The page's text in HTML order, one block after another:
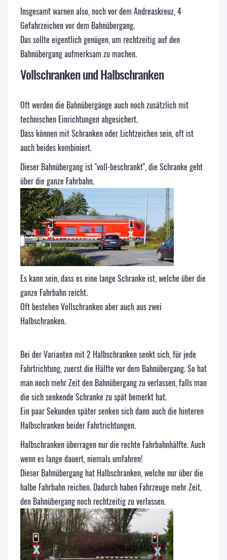
Insgesamt warnen also, noch vor dem Andreaskreuz, 4
Gefahrzeichen vor dem Bahnübergang.
Das sollte eigentlich genügen, um rechtzeitig auf den
Bahnübergang aufmerksam zu machen.
Vollschranken und Halbschranken
Oft werden die Bahnübergänge auch noch zusätzlich mit
technischen Einrichtungen abgesichert.
Dass können mit Schranken oder Lichtzeichen sein, oft ist
auch beides kombiniert.
Dieser Bahnübergang ist "voll-beschrankt", die Schranke geht
über die ganze Fahrbahn.
Es kann sein, dass es eine lange Schranke ist, welche über die
ganze Fahrbahn reicht.
Oft bestehen Vollschranken aber auch aus zwei
Halbschranken.
Bei der Varianten mit 2 Halbschranken senkt sich, für jede
Fahrtrichtung, zuerst die Hälfte vor dem Bahnübergang. So hat
man noch mehr Zeit den Bahnübergang zu verlassen, falls man
die sich senkende Schranke zu spät bemerkt hat.
Ein paar Sekunden später senken sich dann auch die hinteren
Halbschranken beider Fahrtrichtungen.
Halbschranken überragen nur die rechte Fahrbahnhälfte. Auch
wenn es lange dauert, niemals umfahren!
Dieser Bahnübergang hat Halbschranken, welche nur über die
halbe Fahrbahn reichen. Dadurch haben Fahrzeuge mehr Zeit,
den Bahnübergang noch rechtzeitig zu verlassen.